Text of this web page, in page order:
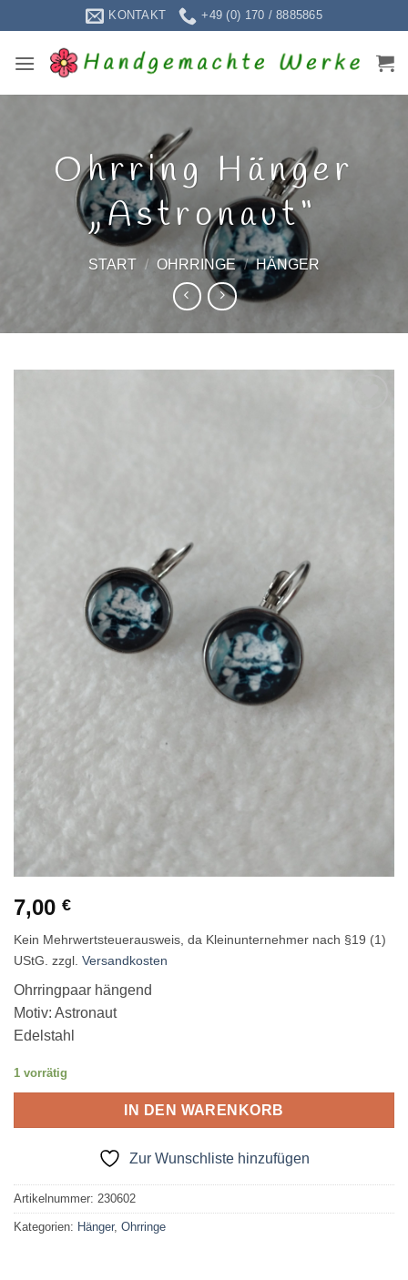
Inhalt
springen
KONTAKT +49 (0) 170 / 8885865
Ohrring Hänger
„Astronaut“
START / OHRRINGE / HÄNGER
7,00 €
Kein Mehrwertsteuerausweis, da Kleinunternehmer nach §19 (1)
UStG. zzgl. Versandkosten
Ohrringpaar hängend
Motiv: Astronaut
Edelstahl
1 vorrätig
IN DEN WARENKORB
Zur Wunschliste hinzufügen
Artikelnummer: 230602
Kategorien: Hänger, Ohrringe